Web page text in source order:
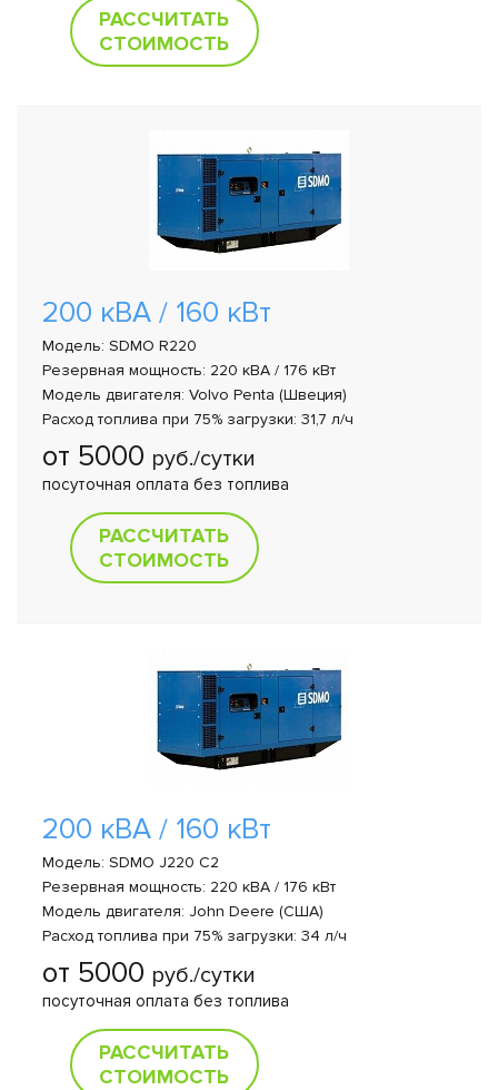
РАССЧИТАТЬ
СТОИМОСТЬ
200 кВА / 160 кВт
Модель: SDMO R220
Резервная мощность: 220 кВА / 176 кВт
Модель двигателя: Volvo Penta (Швеция)
Расход топлива при 75% загрузки: 31,7 л/ч
от 5000 руб./сутки
посуточная оплата без топлива
РАССЧИТАТЬ
СТОИМОСТЬ
200 кВА / 160 кВт
Модель: SDMO J220 C2
Резервная мощность: 220 кВА / 176 кВт
Модель двигателя: John Deere (США)
Расход топлива при 75% загрузки: 34 л/ч
от 5000 руб./сутки
посуточная оплата без топлива
РАССЧИТАТЬ
СТОИМОСТЬ